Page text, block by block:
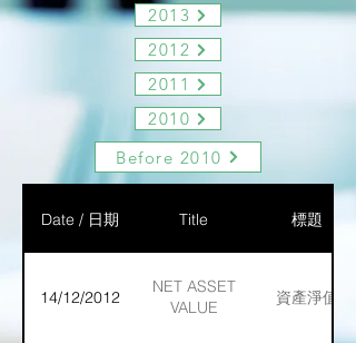
2013
2012
2011
2010
Before 2010
Date / 日期 Title 標題
14/12/2012
NET ASSET
VALUE
資產淨值